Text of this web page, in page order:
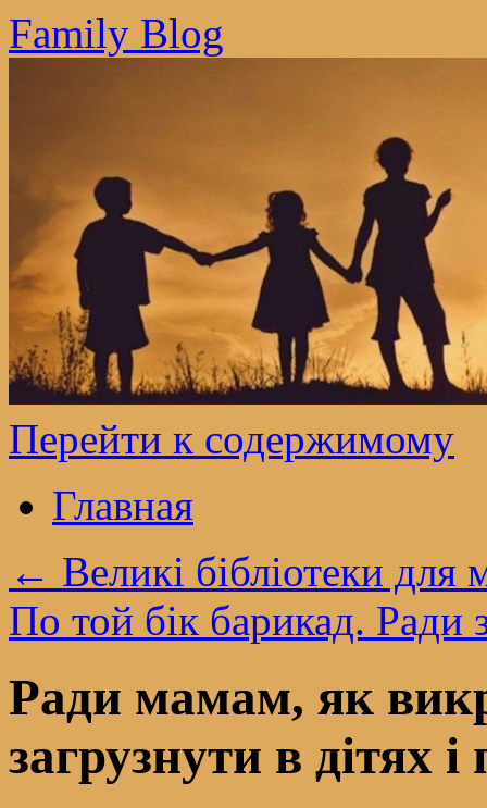
Family Blog
Перейти к содержимому
Главная
← Великі бібліотеки для
По той бік барикад. Ради
Ради мамам, як
загрузнути в дітях